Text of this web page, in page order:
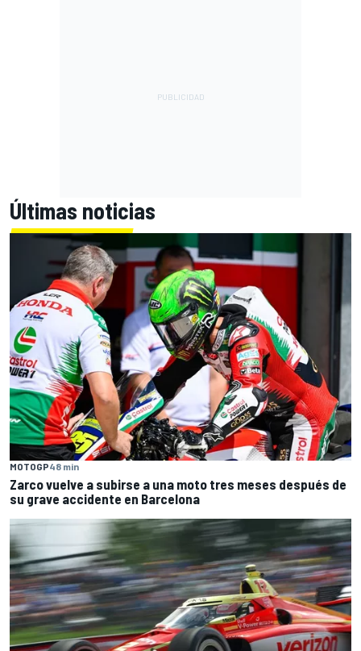
Últimas noticias
MOTOGP48 min
Zarco vuelve a subirse a una moto tres meses después de
su grave accidente en Barcelona